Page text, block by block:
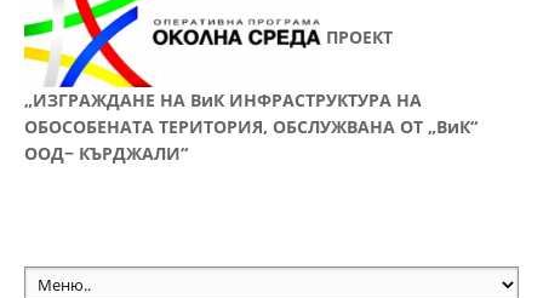
ПРОЕКТ
„ИЗГРАЖДАНЕ НА ВиК ИНФРАСТРУКТУРА НА
ОБОСОБЕНАТА ТЕРИТОРИЯ, ОБСЛУЖВАНА ОТ „ВиК“
ООД− КЪРДЖАЛИ“